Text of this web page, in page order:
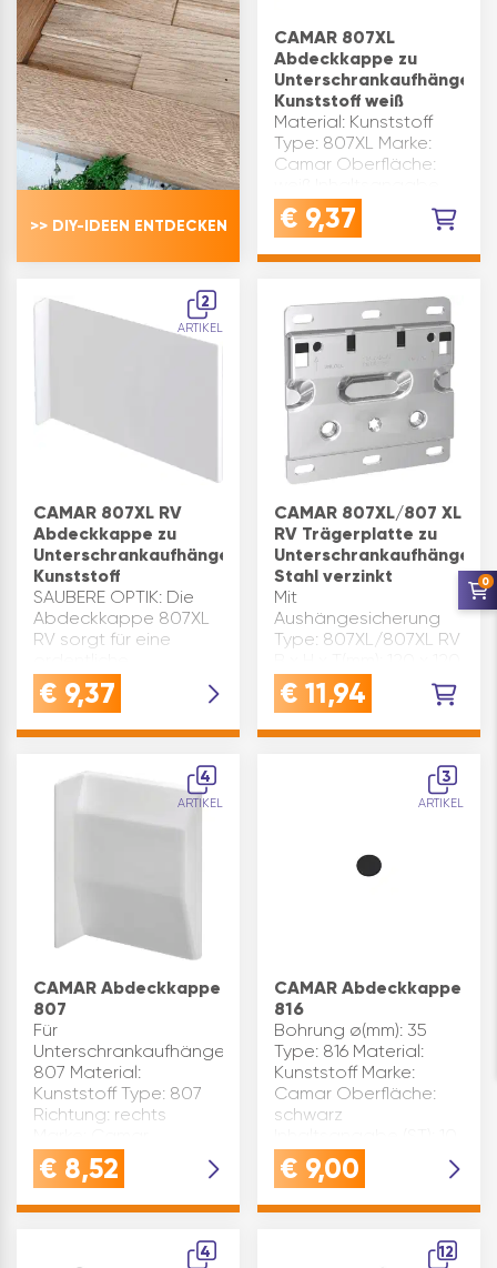
>> DIY-IDEEN ENTDECKEN
CAMAR 807XL
Abdeckkappe zu
Unterschrankaufhänger,
Kunststoff weiß
Material: Kunststoff
Type: 807XL Marke:
Camar Oberfläche:
(ST): 1
€ 9,37
2
ARTIKEL
CAMAR 807XL RV
Abdeckkappe zu
Unterschrankaufhänger,
Kunststoff
SAUBERE OPTIK: Die
Abdeckkappe 807XL
RV sorgt für eine
Verkleidung von
Unterschrankaufhängern
Schrauben
FÜR CAMAR: Ideal
abgestimmt auf
€ 9,37
CAMAR 807XL/807 XL
RV Trägerplatte zu
Unterschrankaufhänger,
Stahl verzinkt
Mit
Aushängesicherung
Type: 807XL/807XL RV
x 11 Material: Stahl
Marke: Camar
Inhaltsangabe (ST): 1
€ 11,94
4
ARTIKEL
CAMAR Abdeckkappe
807
Für
Unterschrankaufhänger
807 Material:
Kunststoff Type: 807
Richtung: rechts
Oberfläche: silber
Inhaltsangabe (ST): 1
€ 8,52
3
ARTIKEL
CAMAR Abdeckkappe
816
Bohrung ø(mm): 35
Type: 816 Material:
Kunststoff Marke:
Camar Oberfläche:
schwarz
€ 9,00
4 12
0